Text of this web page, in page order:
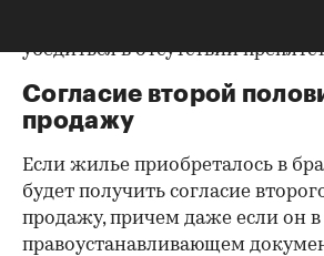
убедиться в отсутствии
Согласие второй
продажу
Если жилье приобреталось в
будет получить согласие
продажу, причем даже если он в
правоустанавливающем